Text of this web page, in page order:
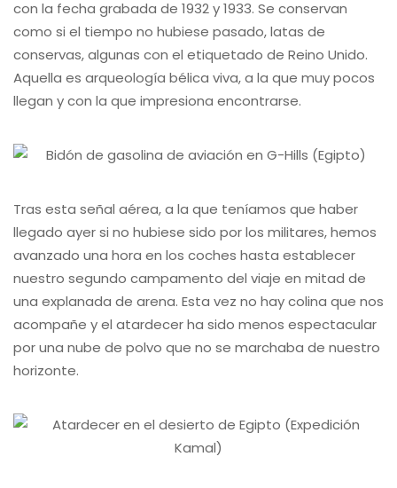
con la fecha grabada de 1932 y 1933. Se conservan
como si el tiempo no hubiese pasado, latas de
conservas, algunas con el etiquetado de Reino Unido.
Aquella es arqueología bélica viva, a la que muy pocos
llegan y con la que impresiona encontrarse.
Tras esta señal aérea, a la que teníamos que haber
llegado ayer si no hubiese sido por los militares, hemos
avanzado una hora en los coches hasta establecer
nuestro segundo campamento del viaje en mitad de
una explanada de arena. Esta vez no hay colina que nos
acompañe y el atardecer ha sido menos espectacular
por una nube de polvo que no se marchaba de nuestro
horizonte.